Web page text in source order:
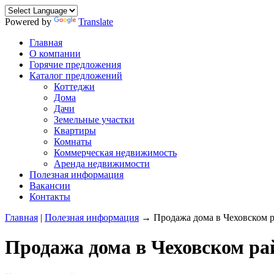
Powered by
Translate
Главная
О компании
Горячие предложения
Каталог предложений
Коттеджи
Дома
Дачи
Земельные участки
Квартиры
Комнаты
Коммерческая недвижимость
Аренда недвижимости
Полезная информация
Вакансии
Контакты
Главная | Полезная информация → Продажа дома в Чеховском
Продажа дома в Чеховском